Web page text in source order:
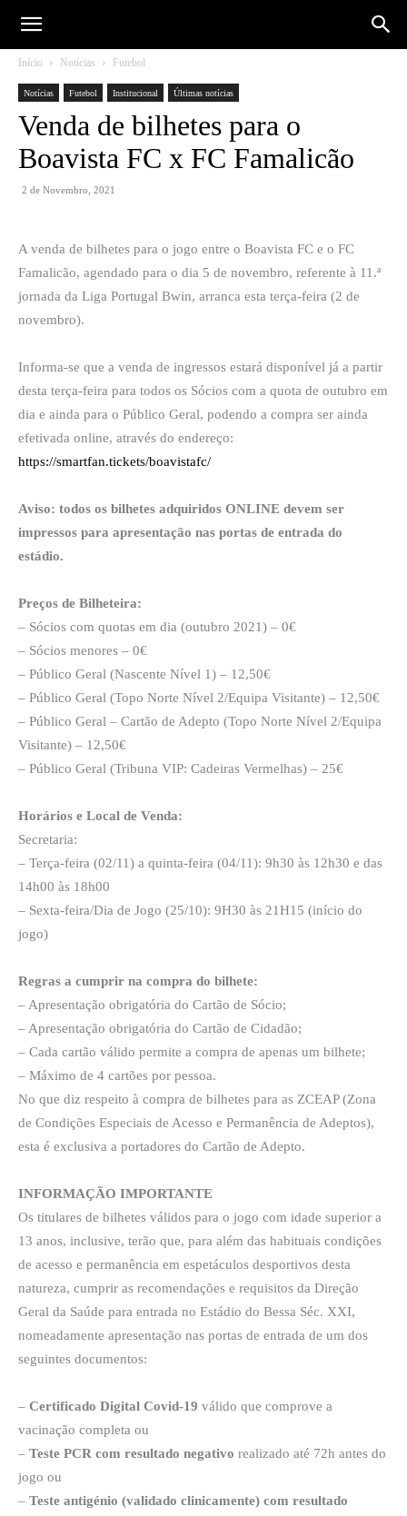
Início Notícias Futebol
Notícias Futebol Institucional Últimas notícias
Venda de bilhetes para o
Boavista FC x FC Famalicão
2 de Novembro, 2021
A venda de bilhetes para o jogo entre o Boavista FC e o FC
Famalicão, agendado para o dia 5 de novembro, referente à 11.ª
jornada da Liga Portugal Bwin, arranca esta terça-feira (2 de
novembro).
Informa-se que a venda de ingressos estará disponível já a partir
desta terça-feira para todos os Sócios com a quota de outubro em
dia e ainda para o Público Geral, podendo a compra ser ainda
efetivada online, através do endereço:
https://smartfan.tickets/boavistafc/
Aviso: todos os bilhetes adquiridos ONLINE devem ser
impressos para apresentação nas portas de entrada do
estádio.
Preços de Bilheteira:
– Sócios com quotas em dia (outubro 2021) – 0€
– Sócios menores – 0€
– Público Geral (Nascente Nível 1) – 12,50€
– Público Geral (Topo Norte Nível 2/Equipa Visitante) – 12,50€
– Público Geral – Cartão de Adepto (Topo Norte Nível 2/Equipa
Visitante) – 12,50€
– Público Geral (Tribuna VIP: Cadeiras Vermelhas) – 25€
Horários e Local de Venda:
Secretaria:
– Terça-feira (02/11) a quinta-feira (04/11): 9h30 às 12h30 e das
14h00 às 18h00
– Sexta-feira/Dia de Jogo (25/10): 9H30 às 21H15 (início do
jogo)
Regras a cumprir na compra do bilhete:
– Apresentação obrigatória do Cartão de Sócio;
– Apresentação obrigatória do Cartão de Cidadão;
– Cada cartão válido permite a compra de apenas um bilhete;
– Máximo de 4 cartões por pessoa.
No que diz respeito à compra de bilhetes para as ZCEAP (Zona
de Condições Especiais de Acesso e Permanência de Adeptos),
esta é exclusiva a portadores do Cartão de Adepto.
INFORMAÇÃO IMPORTANTE
Os titulares de bilhetes válidos para o jogo com idade superior a
13 anos, inclusive, terão que, para além das habituais condições
de acesso e permanência em espetáculos desportivos desta
natureza, cumprir as recomendações e requisitos da Direção
Geral da Saúde para entrada no Estádio do Bessa Séc. XXI,
nomeadamente apresentação nas portas de entrada de um dos
seguintes documentos:
– Certificado Digital Covid-19 válido que comprove a
vacinação completa ou
– Teste PCR com resultado negativo realizado até 72h antes do
jogo ou
– Teste antigénio (validado clinicamente) com resultado